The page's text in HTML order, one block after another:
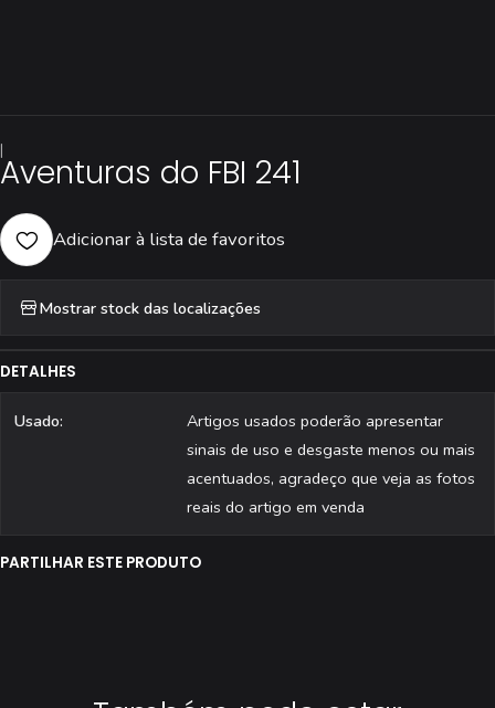
|
Aventuras do FBI 241
Adicionar à lista de favoritos
Mostrar stock das localizações
DETALHES
Usado:
Artigos usados poderão apresentar
sinais de uso e desgaste menos ou mais
acentuados, agradeço que veja as fotos
reais do artigo em venda
PARTILHAR ESTE PRODUTO